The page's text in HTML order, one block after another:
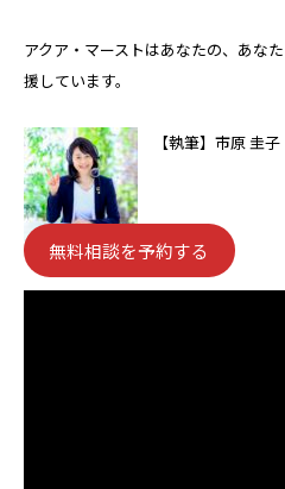
アクア・マーストはあなたの、あな
援しています。
【執筆】市原 圭子
無料相談を予約する